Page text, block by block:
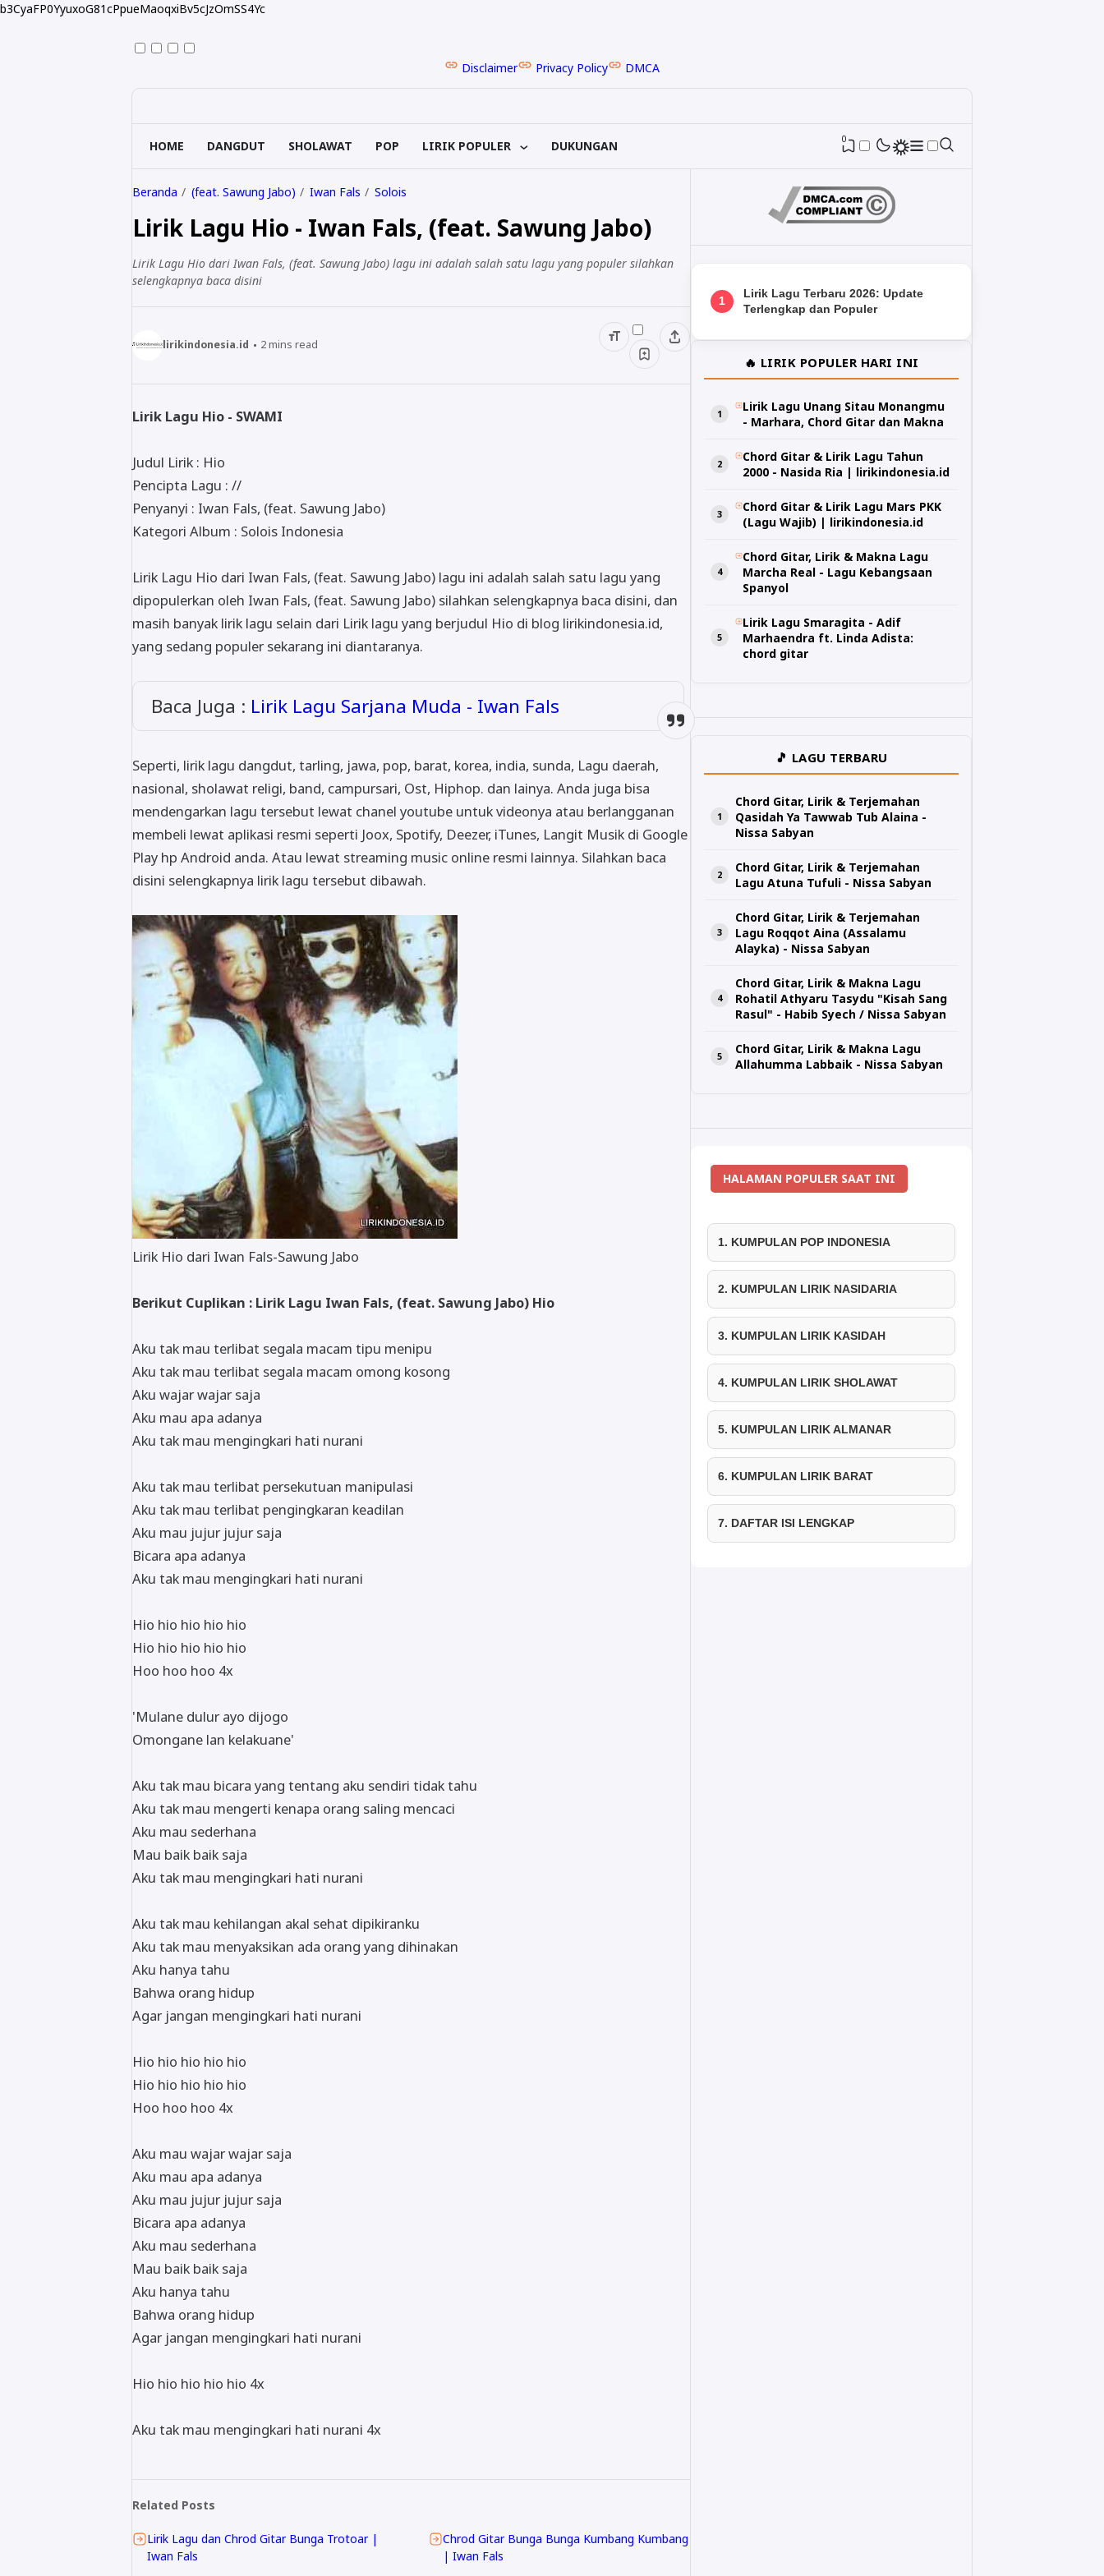
b3CyaFP0YyuxoG81cPpueMaoqxiBv5cJzOmSS4Yc
Disclaimer Privacy Policy DMCA
HOME DANGDUT SHOLAWAT POP LIRIK POPULER DUKUNGAN 0
Beranda (feat. Sawung Jabo) Iwan Fals Solois
Lirik Lagu Hio - Iwan Fals, (feat. Sawung Jabo)
Lirik Lagu Hio dari Iwan Fals, (feat. Sawung Jabo) lagu ini adalah salah satu lagu yang populer silahkan
selengkapnya baca disini
lirikindonesia.id 2mins read
Lirik Lagu Hio - SWAMI
Judul Lirik : Hio
Pencipta Lagu : //
Penyanyi : Iwan Fals, (feat. Sawung Jabo)
Kategori Album : Solois Indonesia
Lirik Lagu Hio dari Iwan Fals, (feat. Sawung Jabo) lagu ini adalah salah satu lagu yang
dipopulerkan oleh Iwan Fals, (feat. Sawung Jabo) silahkan selengkapnya baca disini, dan
masih banyak lirik lagu selain dari Lirik lagu yang berjudul Hio di blog lirikindonesia.id,
yang sedang populer sekarang ini diantaranya.
Baca Juga : Lirik Lagu Sarjana Muda - Iwan Fals
Seperti, lirik lagu dangdut, tarling, jawa, pop, barat, korea, india, sunda, Lagu daerah,
nasional, sholawat religi, band, campursari, Ost, Hiphop. dan lainya. Anda juga bisa
mendengarkan lagu tersebut lewat chanel youtube untuk videonya atau berlangganan
membeli lewat aplikasi resmi seperti Joox, Spotify, Deezer, iTunes, Langit Musik di Google
Play hp Android anda. Atau lewat streaming music online resmi lainnya. Silahkan baca
disini selengkapnya lirik lagu tersebut dibawah.
Lirik Hio dari Iwan Fals-Sawung Jabo
Berikut Cuplikan : Lirik Lagu Iwan Fals, (feat. Sawung Jabo) Hio
Aku tak mau terlibat segala macam tipu menipu
Aku tak mau terlibat segala macam omong kosong
Aku wajar wajar saja
Aku mau apa adanya
Aku tak mau mengingkari hati nurani
Aku tak mau terlibat persekutuan manipulasi
Aku tak mau terlibat pengingkaran keadilan
Aku mau jujur jujur saja
Bicara apa adanya
Aku tak mau mengingkari hati nurani
Hio hio hio hio hio
Hio hio hio hio hio
Hoo hoo hoo 4x
'Mulane dulur ayo dijogo
Omongane lan kelakuane'
Aku tak mau bicara yang tentang aku sendiri tidak tahu
Aku tak mau mengerti kenapa orang saling mencaci
Aku mau sederhana
Mau baik baik saja
Aku tak mau mengingkari hati nurani
Aku tak mau kehilangan akal sehat dipikiranku
Aku tak mau menyaksikan ada orang yang dihinakan
Aku hanya tahu
Bahwa orang hidup
Agar jangan mengingkari hati nurani
Hio hio hio hio hio
Hio hio hio hio hio
Hoo hoo hoo 4x
Aku mau wajar wajar saja
Aku mau apa adanya
Aku mau jujur jujur saja
Bicara apa adanya
Aku mau sederhana
Mau baik baik saja
Aku hanya tahu
Bahwa orang hidup
Agar jangan mengingkari hati nurani
Hio hio hio hio hio 4x
Aku tak mau mengingkari hati nurani 4x
Related Posts
Lirik Lagu dan Chrod Gitar Bunga Trotoar |
Iwan Fals
Chrod Gitar Bunga Bunga Kumbang Kumbang
| Iwan Fals
1
Lirik Lagu Terbaru 2026: Update
Terlengkap dan Populer
🔥 LIRIK POPULER HARI INI
Lirik Lagu Unang Sitau Monangmu
- Marhara, Chord Gitar dan Makna
Chord Gitar & Lirik Lagu Tahun
2000 - Nasida Ria | lirikindonesia.id
Chord Gitar & Lirik Lagu Mars PKK
(Lagu Wajib) | lirikindonesia.id
Chord Gitar, Lirik & Makna Lagu
Marcha Real - Lagu Kebangsaan
Spanyol
Lirik Lagu Smaragita - Adif
Marhaendra ft. Linda Adista:
chord gitar
🎵 LAGU TERBARU
Chord Gitar, Lirik & Terjemahan
Qasidah Ya Tawwab Tub Alaina -
Nissa Sabyan
Chord Gitar, Lirik & Terjemahan
Lagu Atuna Tufuli - Nissa Sabyan
Chord Gitar, Lirik & Terjemahan
Lagu Roqqot Aina (Assalamu
Alayka) - Nissa Sabyan
Chord Gitar, Lirik & Makna Lagu
Rohatil Athyaru Tasydu "Kisah Sang
Rasul" - Habib Syech / Nissa Sabyan
Chord Gitar, Lirik & Makna Lagu
Allahumma Labbaik - Nissa Sabyan
HALAMAN POPULER SAAT INI
1. KUMPULAN POP INDONESIA
2. KUMPULAN LIRIK NASIDARIA
3. KUMPULAN LIRIK KASIDAH
4. KUMPULAN LIRIK SHOLAWAT
5. KUMPULAN LIRIK ALMANAR
6. KUMPULAN LIRIK BARAT
7. DAFTAR ISI LENGKAP